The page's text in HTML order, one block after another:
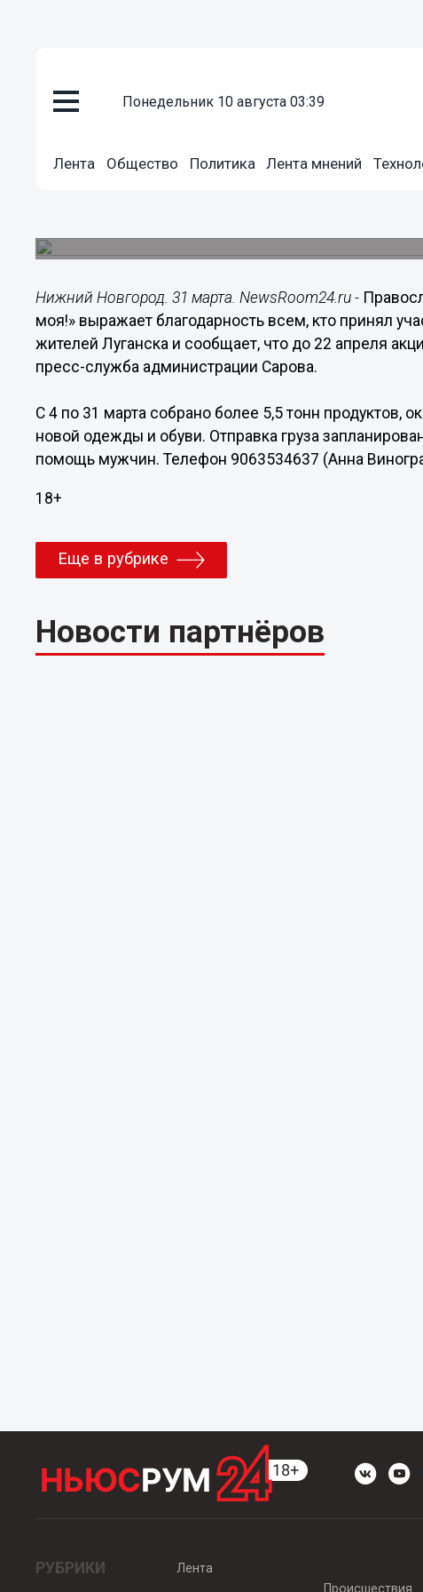
понедельник 10 августа 03:39
Лента Общество Политика Лента мнений
31.03.201517:35
Нижний Новгород. 31 марта. NewsRoom24.ru -
моя!» выражает благодарность всем, кто принял
жителей Луганска и сообщает, что до 22 апреля
пресс-служба администрации Сарова.
С 4 по 31 марта собрано более 5,5 тонн продуктов,
новой одежды и обуви. Отправка груза
помощь мужчин. Телефон 9063534637 (Анна
18+
Еще в рубрике
Новости партнёров
РУБРИКИ
Лента
Происшествия